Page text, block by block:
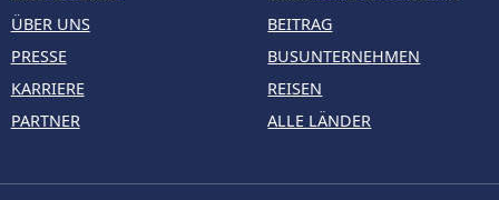
ÜBER UNS
PRESSE
KARRIERE
PARTNER
BEITRAG
BUSUNTERNEHMEN
REISEN
ALLE LÄNDER